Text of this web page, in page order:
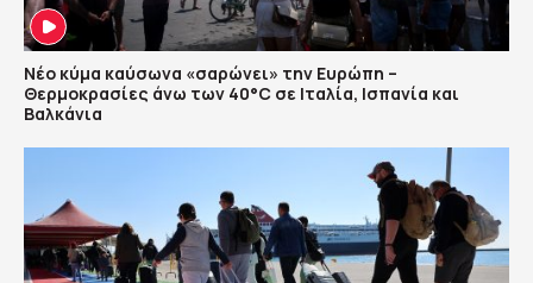
Νέο κύμα καύσωνα «σαρώνει» την Ευρώπη –
Θερμοκρασίες άνω των 40°C σε Ιταλία, Ισπανία και
Βαλκάνια